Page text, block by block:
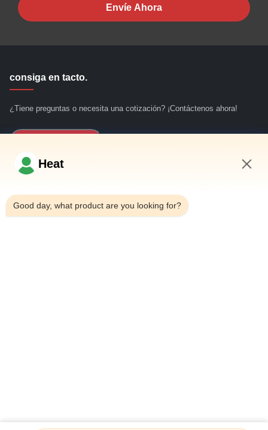
Envíe Ahora
consiga en tacto.
¿Tiene preguntas o necesita una cotización? ¡Contáctenos ahora!
Enlaces rápidos
Hogar
Heat
Good day, what product are you looking for?